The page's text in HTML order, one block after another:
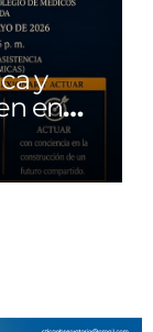
y
en
la